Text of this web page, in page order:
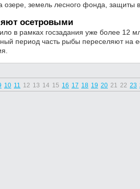
озере, земель лесного фонда, защиты
осетровыми
в рамках госзадания уже более 12
период часть рыбы переселяют на
10 11 12 13 14 15 16 17 18 19 20 21 22 23